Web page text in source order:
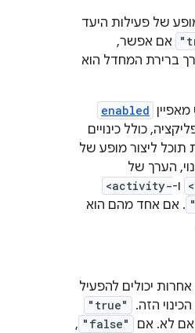
של פעילות היעד
אם אפשר,
ברירת המחדל הוא
מאפיין enabled
כולל כינויים
תוכל ליצור מופע של
הערך של
ו-<activity-
. אם אחד מהם הוא
יכולים להפעיל
הזה.
"true"
אם לא. אם "false"
,